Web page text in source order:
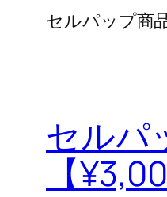
セルパップ商
セルパ
【